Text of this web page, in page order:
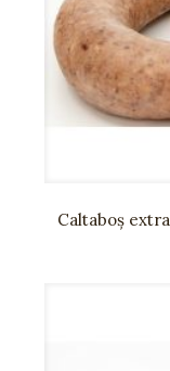
Caltaboș extra